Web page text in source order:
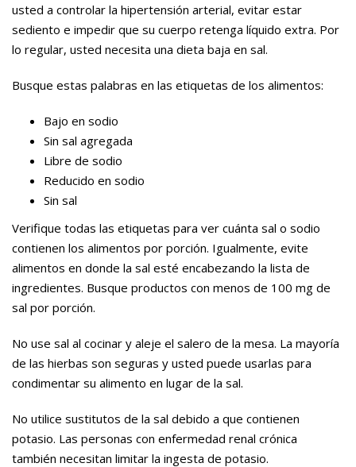
usted a controlar la hipertensión arterial, evitar estar
sediento e impedir que su cuerpo retenga líquido extra. Por
lo regular, usted necesita una dieta baja en sal.
Busque estas palabras en las etiquetas de los alimentos:
Bajo en sodio
Sin sal agregada
Libre de sodio
Reducido en sodio
Sin sal
Verifique todas las etiquetas para ver cuánta sal o sodio
contienen los alimentos por porción. Igualmente, evite
alimentos en donde la sal esté encabezando la lista de
ingredientes. Busque productos con menos de 100 mg de
sal por porción.
No use sal al cocinar y aleje el salero de la mesa. La mayoría
de las hierbas son seguras y usted puede usarlas para
condimentar su alimento en lugar de la sal.
No utilice sustitutos de la sal debido a que contienen
potasio. Las personas con enfermedad renal crónica
también necesitan limitar la ingesta de potasio.